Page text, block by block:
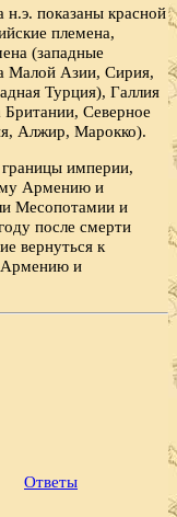
показаны красной
племена,
(западные
Малой Азии, Сирия,
Турция), Галлия
Северное
Алжир, Марокко).
империи,
Армению и
Месопотамии и
после смерти
вернуться к
Армению и
Ответы